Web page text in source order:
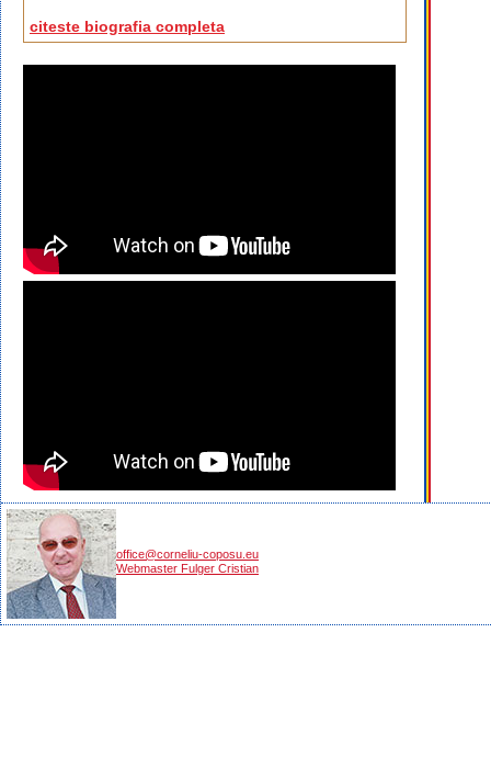
citeste biografia completa
office@corneliu-coposu.eu
Webmaster Fulger Cristian